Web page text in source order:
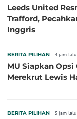
Leeds United
Trafford,
Inggris
BERITA PILIHAN 4 jam lalu
MU Siapkan
Merekrut Lewis
BERITA PILIHAN 5 jam lalu